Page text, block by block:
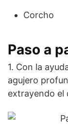
Corcho
Paso a
1. Con la
agujero
extrayendo el